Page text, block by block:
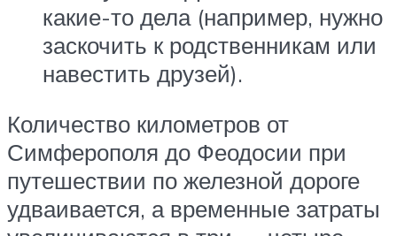
какие-то дела (например, нужно
заскочить к родственникам или
навестить друзей).
Количество километров от
Симферополя до Феодосии при
путешествии по железной дороге
удваивается, а временные затраты